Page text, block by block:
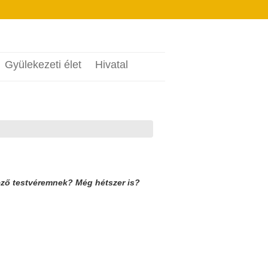
Gyülekezeti élet Hivatal
testvéremnek? Még hétszer is?